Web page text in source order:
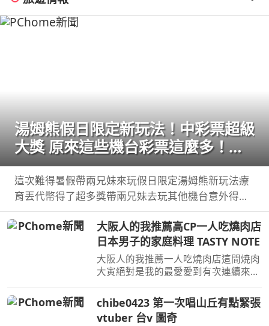
湯姆熊假日限定新玩法！中彩票超級
大獎 原來這些機台彩票這麼多！
【Bobo TV】
這次難得暑假帶兩兄妹來玩假日限定湯姆熊新玩法療
育丟代幣得了超多獎帶兩兄妹去玩其他機台意外得到
超多彩票！ 我們的蹦蹦 ...
大阪人的我推薦高CP一人吃燒肉店
日本男子的家庭料理 TASTY NOTE
大阪人的我推薦一人吃燒肉店這間焼肉
大寅絕對是我的最愛愛到有次連續來吃
午5 ...
chibe0423 第一次唱山丘有點緊張
vtuber 台v 圖奇